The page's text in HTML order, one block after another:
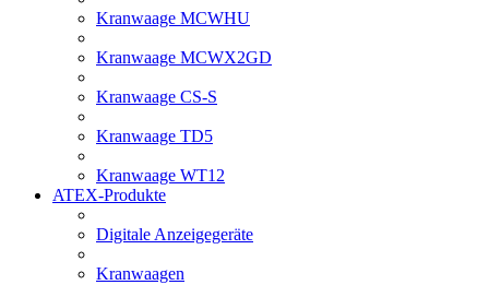
Kranwaage MCWHU
Kranwaage MCWX2GD
Kranwaage CS-S
Kranwaage TD5
Kranwaage WT12
ATEX-Produkte
Digitale Anzeigegeräte
Kranwaagen